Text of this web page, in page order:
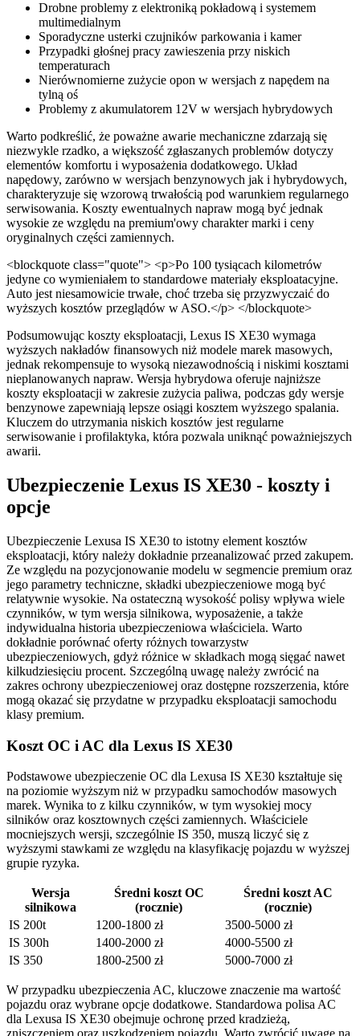
Drobne problemy z elektroniką pokładową i systemem
multimedialnym
Sporadyczne usterki czujników parkowania i kamer
Przypadki głośnej pracy zawieszenia przy niskich
temperaturach
Nierównomierne zużycie opon w wersjach z napędem na
tylną oś
Problemy z akumulatorem 12V w wersjach hybrydowych
Warto podkreślić, że poważne awarie mechaniczne zdarzają się
niezwykle rzadko, a większość zgłaszanych problemów dotyczy
elementów komfortu i wyposażenia dodatkowego. Układ
napędowy, zarówno w wersjach benzynowych jak i hybrydowych,
charakteryzuje się wzorową trwałością pod warunkiem regularnego
serwisowania. Koszty ewentualnych napraw mogą być jednak
wysokie ze względu na premium'owy charakter marki i ceny
oryginalnych części zamiennych.
<blockquote class="quote"> <p>Po 100 tysiącach kilometrów
jedyne co wymieniałem to standardowe materiały eksploatacyjne.
Auto jest niesamowicie trwałe, choć trzeba się przyzwyczaić do
wyższych kosztów przeglądów w ASO.</p> </blockquote>
Podsumowując koszty eksploatacji, Lexus IS XE30 wymaga
wyższych nakładów finansowych niż modele marek masowych,
jednak rekompensuje to wysoką niezawodnością i niskimi kosztami
nieplanowanych napraw. Wersja hybrydowa oferuje najniższe
koszty eksploatacji w zakresie zużycia paliwa, podczas gdy wersje
benzynowe zapewniają lepsze osiągi kosztem wyższego spalania.
Kluczem do utrzymania niskich kosztów jest regularne
serwisowanie i profilaktyka, która pozwala uniknąć poważniejszych
awarii.
Ubezpieczenie Lexus IS XE30 - koszty i
opcje
Ubezpieczenie Lexusa IS XE30 to istotny element kosztów
eksploatacji, który należy dokładnie przeanalizować przed zakupem.
Ze względu na pozycjonowanie modelu w segmencie premium oraz
jego parametry techniczne, składki ubezpieczeniowe mogą być
relatywnie wysokie. Na ostateczną wysokość polisy wpływa wiele
czynników, w tym wersja silnikowa, wyposażenie, a także
indywidualna historia ubezpieczeniowa właściciela. Warto
dokładnie porównać oferty różnych towarzystw
ubezpieczeniowych, gdyż różnice w składkach mogą sięgać nawet
kilkudziesięciu procent. Szczególną uwagę należy zwrócić na
zakres ochrony ubezpieczeniowej oraz dostępne rozszerzenia, które
mogą okazać się przydatne w przypadku eksploatacji samochodu
klasy premium.
Koszt OC i AC dla Lexus IS XE30
Podstawowe ubezpieczenie OC dla Lexusa IS XE30 kształtuje się
na poziomie wyższym niż w przypadku samochodów masowych
marek. Wynika to z kilku czynników, w tym wysokiej mocy
silników oraz kosztownych części zamiennych. Właściciele
mocniejszych wersji, szczególnie IS 350, muszą liczyć się z
wyższymi stawkami ze względu na klasyfikację pojazdu w wyższej
grupie ryzyka.
Wersja
silnikowa
Średni koszt OC
(rocznie)
Średni koszt AC
(rocznie)
IS 200t
1200-1800 zł
3500-5000 zł
IS 300h
1400-2000 zł
4000-5500 zł
IS 350
1800-2500 zł 5000-7000 zł
W przypadku ubezpieczenia AC, kluczowe znaczenie ma wartość
pojazdu oraz wybrane opcje dodatkowe. Standardowa polisa AC
dla Lexusa IS XE30 obejmuje ochronę przed kradzieżą,